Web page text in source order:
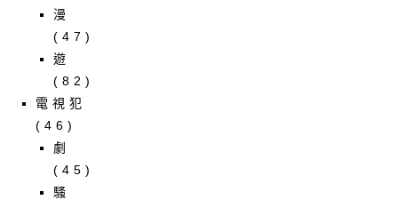
漫
(47)
遊
(82)
電視犯
(46)
劇
(45)
騷